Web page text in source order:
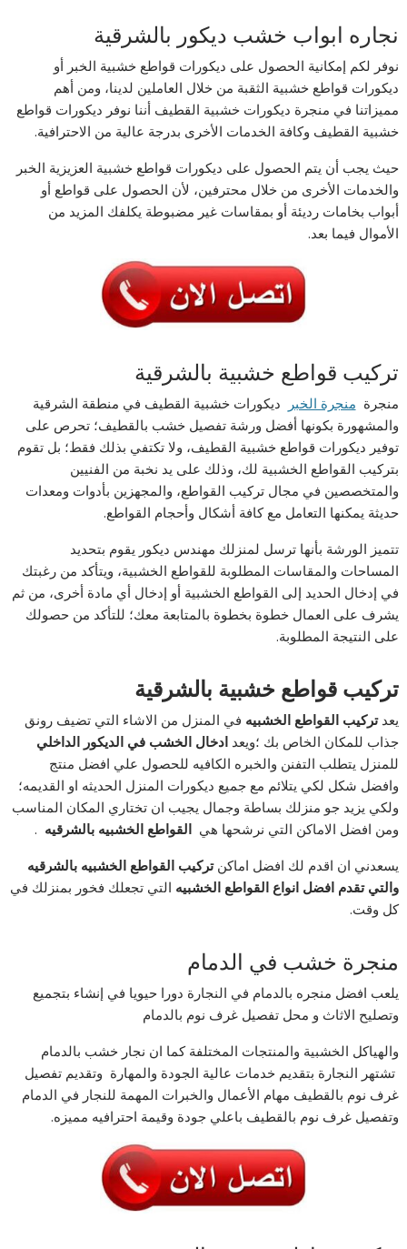
نجاره ابواب خشب ديكور بالشرقية
نوفر لكم إمكانية الحصول على ديكورات قواطع خشبية الخبر أو
ديكورات قواطع خشبية الثقبة من خلال العاملين لدينا، ومن أهم
مميزاتنا في منجرة ديكورات خشبية القطيف أننا نوفر ديكورات قواطع
خشبية القطيف وكافة الخدمات الأخرى بدرجة عالية من الاحترافية.
حيث يجب أن يتم الحصول على ديكورات قواطع خشبية العزيزية الخبر
والخدمات الأخرى من خلال محترفين، لأن الحصول على قواطع أو
أبواب بخامات رديئة أو بمقاسات غير مضبوطة يكلفك المزيد من
الأموال فيما بعد.
تركيب قواطع خشبية بالشرقية
منجرة منجرة الخبر
ديكورات خشبية القطيف في منطقة الشرقية
والمشهورة بكونها أفضل ورشة تفصيل خشب بالقطيف؛ تحرص على
توفير ديكورات قواطع خشبية القطيف، ولا تكتفي بذلك فقط؛ بل تقوم
بتركيب القواطع الخشبية لك، وذلك على يد نخبة من الفنيين
والمتخصصين في مجال تركيب القواطع، والمجهزين بأدوات ومعدات
حديثة يمكنها التعامل مع كافة أشكال وأحجام القواطع.
تتميز الورشة بأنها ترسل لمنزلك مهندس ديكور يقوم بتحديد
المساحات والمقاسات المطلوبة للقواطع الخشبية، ويتأكد من رغبتك
في إدخال الحديد إلى القواطع الخشبية أو إدخال أي مادة أخرى، من ثم
يشرف على العمال خطوة بخطوة بالمتابعة معك؛ للتأكد من حصولك
على النتيجة المطلوبة.
تركيب قواطع خشبية بالشرقية
يعدتركيب القواطع الخشبيه في المنزل من الاشاء التي تضيف رونق
جذاب للمكان الخاص بك ؛ويعدادخال الخشب في الديكور الداخلي
للمنزل يتطلب التفنن والخبره الكافيه للحصول علي افضل منتج
وافضل شكل لكي يتلائم مع جميع ديكورات المنزل الحديثه او القديمه؛
ولكي يزيد جو منزلك بساطة وجمال يجيب ان تختاري المكان المناسب
ومن افضل الاماكن التي نرشحها هيالقواطع الخشبيه بالشرقيه .
يسعدني ان اقدم لك افضل اماكنتركيب القواطع الخشبيه بالشرقيه
والتي تقدم افضل انواع القواطع الخشبيه التي تجعلك فخور بمنزلك في
كل وقت.
منجرة خشب في الدمام
يلعب افضل منجره بالدمام في النجارة دورا حيويا في إنشاء بتجميع
وتصليح الاثاث و محل تفصيل غرف نوم بالدمام
والهياكل الخشبية والمنتجات المختلفة كما ان نجار خشب بالدمام
تشتهر النجارة بتقديم خدمات عالية الجودة والمهارة وتقديم تفصيل
غرف نوم بالقطيف مهام الأعمال والخبرات المهمة للنجار في الدمام
وتفصيل غرف نوم بالقطيف باعلي جودة وقيمة احترافيه مميزه.